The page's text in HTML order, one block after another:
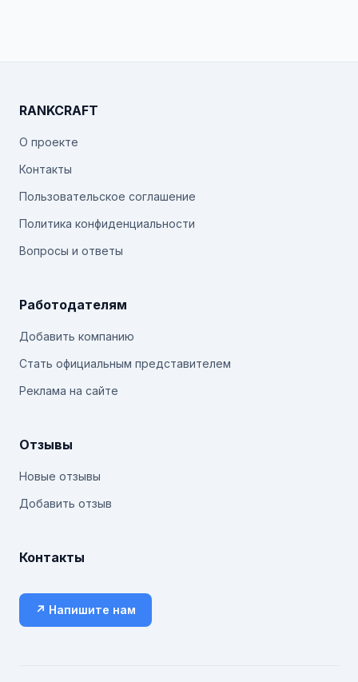
RANKCRAFT
О проекте
Контакты
Пользовательское соглашение
Политика конфиденциальности
Вопросы и ответы
Работодателям
Добавить компанию
Стать официальным представителем
Реклама на сайте
Отзывы
Новые отзывы
Добавить отзыв
Контакты
↗ Напишите нам